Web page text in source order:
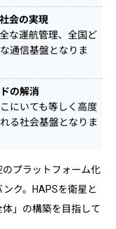
会の実現
な運航管理、全国ど
通信基盤となりま
の解消
にいても等しく高度
る社会基盤となりま
プラットフォーム化
ク。HAPSを衛星と
」の構築を目指して